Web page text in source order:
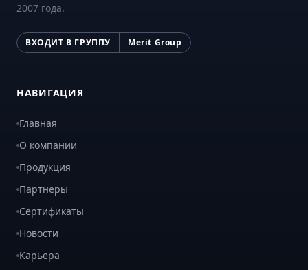
2007 года.
ВХОДИТ В ГРУППУ Merit Group
НАВИГАЦИЯ
Главная
О компании
Продукция
Партнеры
Сертификаты
Новости
Карьера